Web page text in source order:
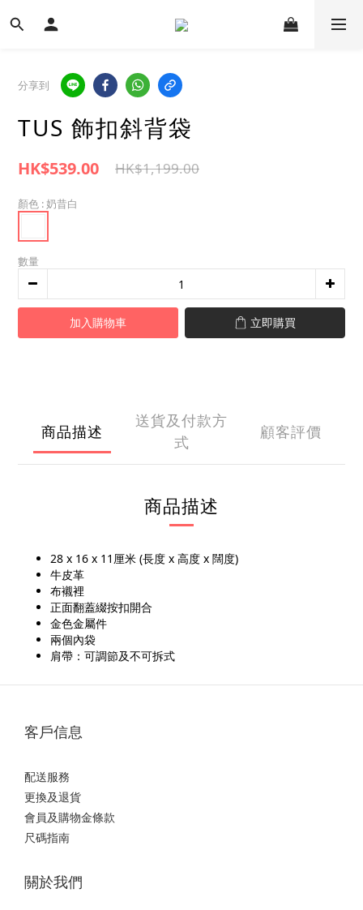
分享到
TUS 飾扣斜背袋
HK$539.00 HK$1,199.00
顏色 : 奶昔白
數量
加入購物車 立即購買
商品描述
送貨及付款方
式
顧客評價
商品描述
28 x 16 x 11厘米 (長度 x 高度 x 闊度)
牛皮革
布襯裡
正面翻蓋綴按扣開合
金色金屬件
兩個內袋
肩帶：可調節及不可拆式
客戶信息
配送服務
更換及退貨
會員及購物金條款
尺碼指南
關於我們